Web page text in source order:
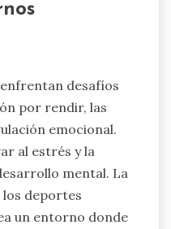
desafíos
por rendir, las
emocional.
al estrés y la
mental. La
deportes
un entorno donde